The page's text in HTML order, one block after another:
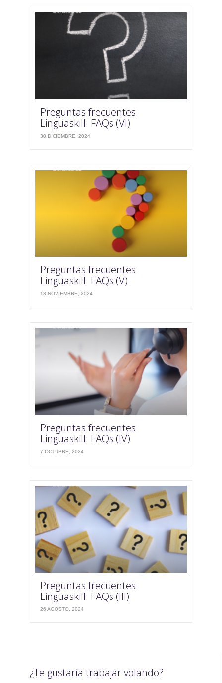
Preguntas frecuentes
Linguaskill: FAQs (VI)
30 DICIEMBRE, 2024
Preguntas frecuentes
Linguaskill: FAQs (V)
18 NOVIEMBRE, 2024
Preguntas frecuentes
Linguaskill: FAQs (IV)
7 OCTUBRE, 2024
Preguntas frecuentes
Linguaskill: FAQs (III)
26 AGOSTO, 2024
¿Te gustaría trabajar volando?